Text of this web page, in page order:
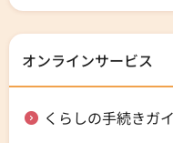
オンラインサービス
くらしの手続きガ